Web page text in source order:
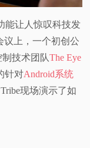
能让人惊叹科技发
议上，一个初创公
制技术团队The Eye
针对Android系统
现场演示了如